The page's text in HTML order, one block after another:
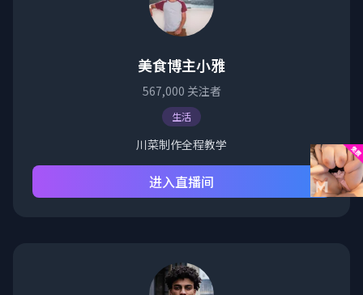
美食博主小雅
567,000 关注者
生活
川菜制作全程教学
进入直播间